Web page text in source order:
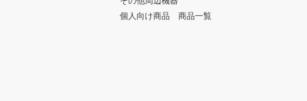
個人向け商品 商品一覧